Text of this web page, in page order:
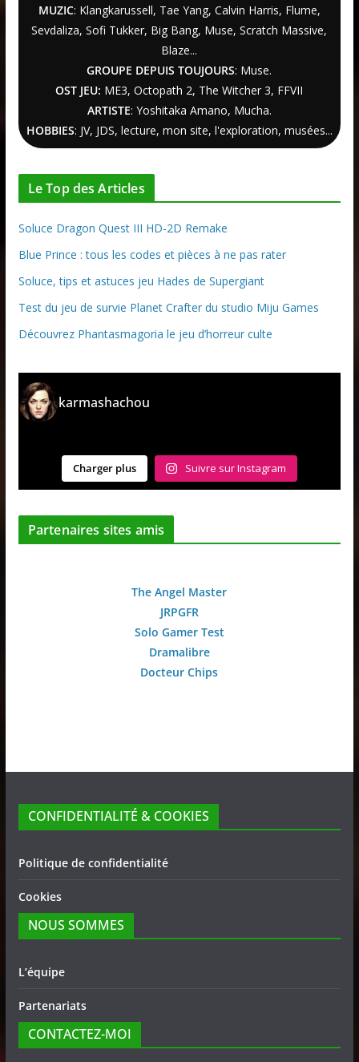
MUZIC: Klangkarussell, Tae Yang, Calvin Harris, Flume,
Sevdaliza, Sofi Tukker, Big Bang, Muse, Scratch Massive,
Blaze...
GROUPE DEPUIS TOUJOURS: Muse.
OST JEU: ME3,Octopath 2, The Witcher3, FFVII
ARTISTE: Yoshitaka Amano, Mucha.
HOBBIES: JV, JDS, lecture, mon site, l'exploration, musées...
Le Top des Articles
Soluce Dragon Quest III HD-2D Remake
Blue Prince : tous les codes et pièces à ne pas rater
Soluce, tips et astuces jeu Hades de Supergiant
Test du jeu de survie Planet Crafter du studio Miju Games
Découvrez Phantasmagoria le jeu d’horreur culte
karmashachou
Charger plus Suivre sur Instagram
Partenaires sites amis
The Angel Master
JRPGFR
Solo Gamer Test
Dramalibre
Docteur Chips
CONFIDENTIALITÉ & COOKIES
Politique de confidentialité
Cookies
NOUS SOMMES
L’équipe
Partenariats
CONTACTEZ-MOI